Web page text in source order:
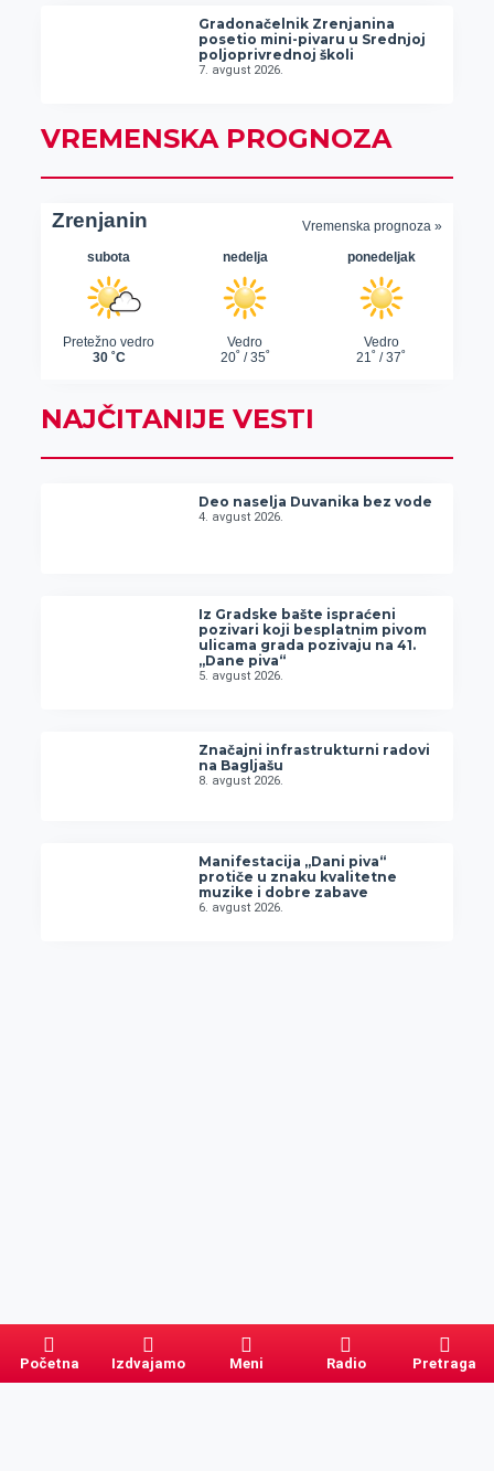
Gradonačelnik Zrenjanina
posetio mini-pivaru u Srednjoj
poljoprivrednoj školi
7. avgust 2026.
VREMENSKA PROGNOZA
NAJČITANIJE VESTI
Deo naselja Duvanika bez vode
4. avgust 2026.
Iz Gradske bašte ispraćeni
pozivari koji besplatnim pivom
ulicama grada pozivaju na 41.
„Dane piva“
5. avgust 2026.
Značajni infrastrukturni radovi
na Bagljašu
8. avgust 2026.
Manifestacija „Dani piva“
protiče u znaku kvalitetne
muzike i dobre zabave
6. avgust 2026.
Početna Izdvajamo Meni Radio Pretraga